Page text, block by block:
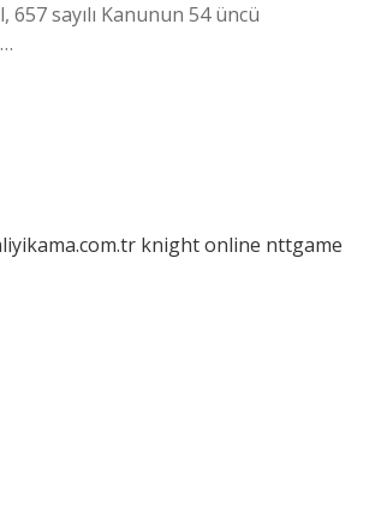
sayılı Kanunun 54 üncü
knight online nttgame